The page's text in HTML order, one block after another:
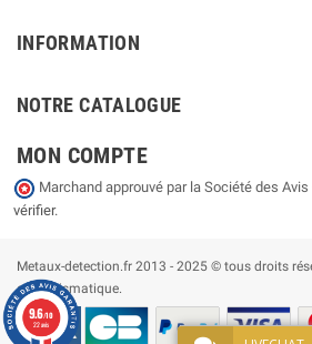
INFORMATION
NOTRE CATALOGUE
MON COMPTE
Marchand approuvé par la Société des Avis
vérifier.
Metaux-detection.fr 2013 - 2025 © tous droits
et numismatique.
9.6/10
22 avis